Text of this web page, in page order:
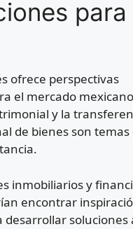
para
ofrece perspectivas
el mercado
y la
de bienes son temas
inmobiliarios y
encontrar
desarrollar soluciones